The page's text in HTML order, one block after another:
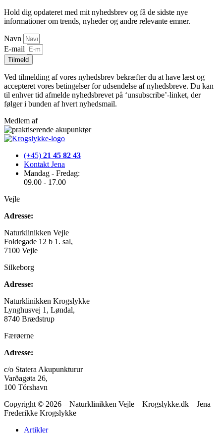
Hold dig opdateret med mit nyhedsbrev og få de sidste nye
informationer om trends, nyheder og andre relevante emner.
Navn
E-mail
Tilmeld
Ved tilmelding af vores nyhedsbrev bekræfter du at have læst og
accepteret vores betingelser for udsendelse af nyhedsbreve. Du kan
til enhver tid afmelde nyhedsbrevet på ‘unsubscribe’-linket, der
følger i bunden af hvert nyhedsmail.
Medlem af
(+45) 21 45 82 43
Kontakt Jena
Mandag - Fredag:
09.00 - 17.00
Vejle
Adresse:
Naturklinikken Vejle
Foldegade 12 b 1. sal,
7100 Vejle
Silkeborg
Adresse:
Naturklinikken Krogslykke
Lynghusvej 1, Løndal,
8740 Brædstrup
Færøerne
Adresse:
c/o Statera Akupunkturur
Varðagøta 26,
100 Tórshavn
Copyright © 2026 – Naturklinikken Vejle – Krogslykke.dk – Jena
Frederikke Krogslykke
Artikler